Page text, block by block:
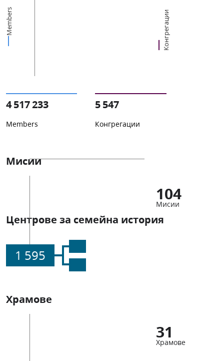
Members Конгрегации
4 517 233
Members
5 547
Конгрегации
Мисии
104
Мисии
Центрове за семейна история
1 595
Храмове
31
Храмове